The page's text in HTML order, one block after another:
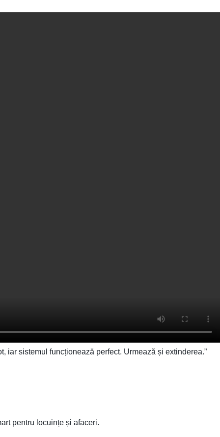
iar sistemul funcționează perfect. Urmează și extinderea.”
pentru locuințe și afaceri.